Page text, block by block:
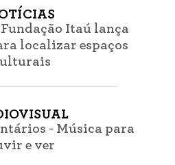
Itaú lança
localizar espaços
- Música para
e ver